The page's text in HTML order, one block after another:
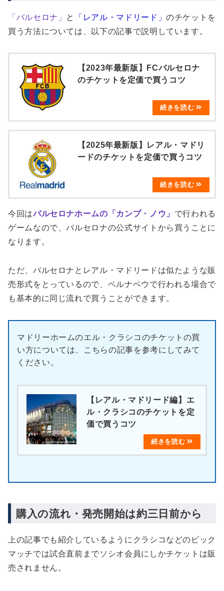
「バルセロナ」 と 「レアル・マドリード」のチケットを
買う方法については、以下の記事で説明しています。
【2023年最新版】FCバルセロナ
のチケットを定価で買うコツ
【2025年最新版】レアル・マドリ
ードのチケットを定価で買うコツ
今回はバルセロナホームの「カンプ・ノウ」 で行われる
ゲームなので、バルセロナの公式サイトから買うことに
なります。
ただ、バルセロナとレアル・マドリードは似たような販
売形式をとっているので、ベルナベウで行われる場合で
も基本的に同じ流れで買うことができます。
マドリーホームのエル・クラシコのチケットの買
い方については、こちらの記事を参考にしてみて
ください。
【レアル・マドリード編】エ
ル・クラシコのチケットを定
価で買うコツ
購入の流れ・発売開始は約三日前から
上の記事でも紹介しているようにクラシコなどのビック
マッチでは試合直前までソシオ会員にしかチケットは販
売されません。